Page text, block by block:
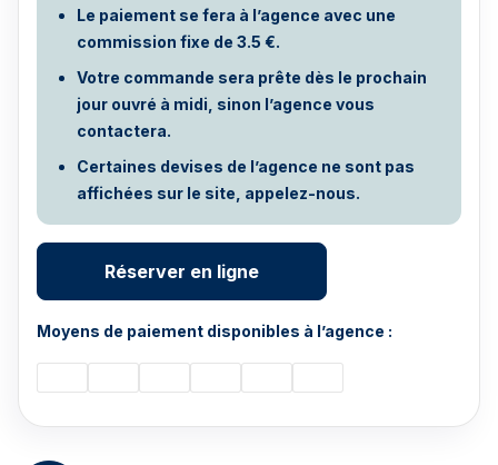
Le paiement se fera à l’agence avec une
commission fixe de 3.5 €.
Votre commande sera prête dès le prochain
jour ouvré à midi, sinon l’agence vous
contactera.
Certaines devises de l’agence ne sont pas
affichées sur le site, appelez-nous.
Réserver en ligne
Moyens de paiement disponibles à l’agence :